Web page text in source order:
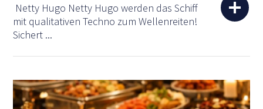
Netty Hugo Netty Hugo werden das Schiff
mit qualitativen Techno zum Wellenreiten!
Sichert ...